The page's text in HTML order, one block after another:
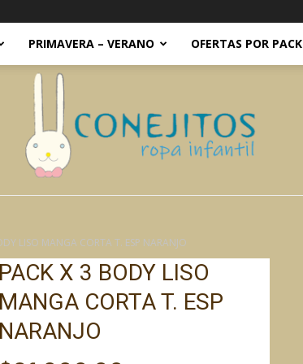
PRIMAVERA – VERANO OFERTAS POR PACK
Conejitos
LISO MANGA CORTA T. ESP NARANJO
PACK X 3 BODY LISO
MANGA CORTA T. ESP
NARANJO